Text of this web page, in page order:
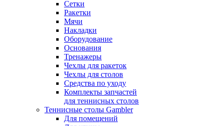
Сетки
Ракетки
Мячи
Накладки
Оборудование
Основания
Тренажеры
Чехлы для ракеток
Чехлы для столов
Средства по уходу
Комплекты запчастей
для теннисных столов
Теннисные столы Gambler
Для помещений